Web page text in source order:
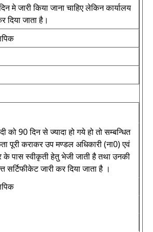
मे जारी किया जाना चाहिए लेकिन कार्यालय
दिया जाता है।
को 90 दिन से ज्यादा हो गये हो तो सम्बन्धित
पूरी कराकर उप मण्डल अधिकारी (ना0) एवं
के पास स्वीकृती हेतु भेजी जाती है तथा उनकी
सर्टिफीकेट जारी कर दिया जाता है ।